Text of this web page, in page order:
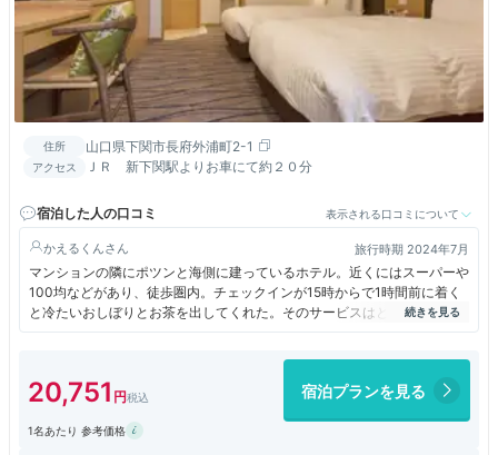
住所 山口県下関市長府外浦町2-1
アクセス ＪＲ 新下関駅よりお車にて約２０分
宿泊した人の口コミ 表示される口コミについて
かえるくん 旅行時期 2024年7月
マンションの隣にポツンと海側に建っているホテル。近くにはスーパーや
100均などがあり、徒歩圏内。チェックインが15時からで1時間前に着く
と冷たいおしぼりとお茶を出してくれた。そのサービスはとても嬉しかっ
たが、チェックイン時間よりも5分でいいので早くチェックインさせてく
20,751 宿泊プランを見る
1名あたり 参考価格